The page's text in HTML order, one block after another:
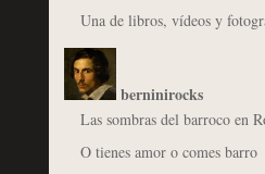
Una de libros, vídeos y
berninirocks
Las sombras del barroco en
O tienes amor o comes barro